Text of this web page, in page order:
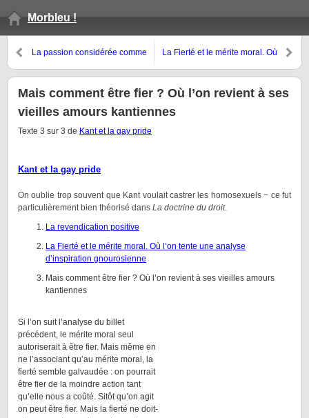
Morbleu !
La passion considérée comme
La Fierté et le mérite moral. Où
d’inspiration gnourosienne
Mais comment être fier ? Où l’on revient à ses
vieilles amours kantiennes
Texte 3 sur 3 de Kant et la gay pride
Kant et la gay pride
On oublie trop souvent que Kant voulait castrer les homosexuels − ce fut
particulièrement bien théorisé dans La doctrine du droit.
La revendication positive
La Fierté et le mérite moral. Où l’on tente une analyse
d’inspiration gnourosienne
Mais comment être fier ? Où l’on revient à ses vieilles amours
kantiennes
Si l’on suit l’analyse du billet
précédent, le mérite moral seul
autoriserait à être fier. Mais même en
ne l’associant qu’au mérite moral, la
fierté semble galvaudée : on pourrait
être fier de la moindre action tant
qu’elle nous a coûté. Sitôt qu’on agit
on peut être fier. Mais la fierté ne doit-